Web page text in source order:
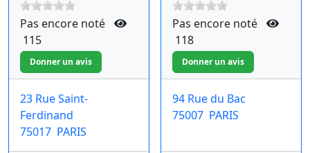
Pas encore noté
115
23 Rue Saint-
Ferdinand
75017 PARIS
Pas encore noté
118
94 Rue du Bac
75007 PARIS